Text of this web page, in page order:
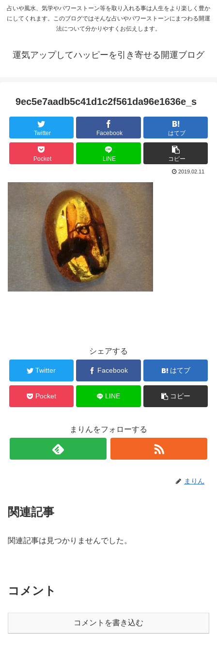
占いや風水、気学やパワーストーン等を取り入れる事は人生をより楽しく豊か
にしてくれます。このブログではそんな占いやパワーストーンにまつわる開運
法について分かりやすくお伝えします。
運気アップしてハッピーを引き寄せる開運ブログ
9ec5e7aadb5c41d1c2f561da96e1636e_s
Twitter Facebook はてブ
Pocket LINE コピー
2019.02.11
シェアする
Twitter Facebook はてブ
Pocket LINE コピー
まりんをフォローする
まりん
関連記事
関連記事は見つかりませんでした。
コメント
コメントを書き込む